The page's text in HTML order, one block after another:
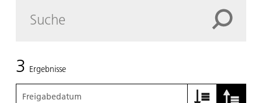
3 Ergebnisse
Freigabedatum